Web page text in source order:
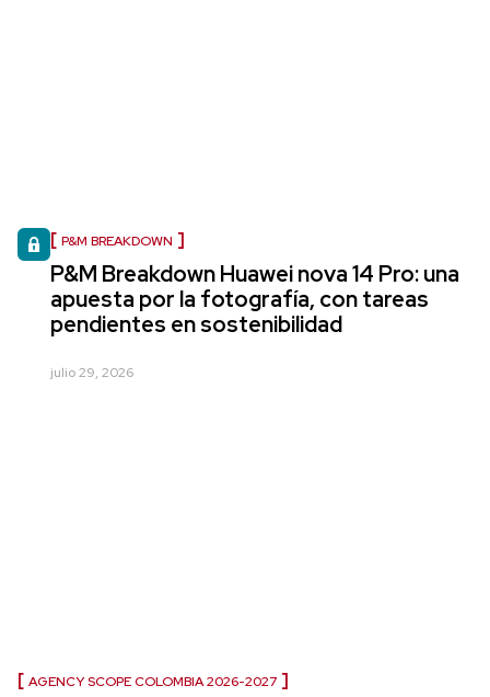
P&M BREAKDOWN
P&M Breakdown Huawei nova 14 Pro: una
apuesta por la fotografía, con tareas
pendientes en sostenibilidad
julio 29, 2026
AGENCY SCOPE COLOMBIA 2026-2027